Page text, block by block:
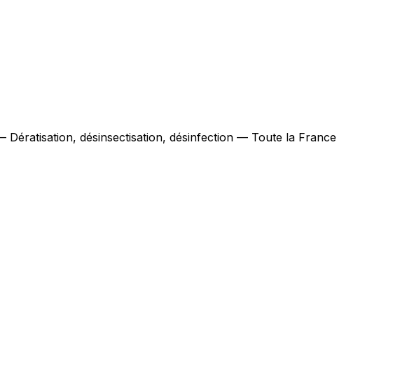
Dératisation, désinsectisation, désinfection — Toute la France